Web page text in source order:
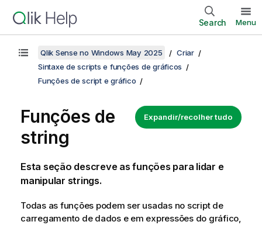
Search Menu
Qlik Sense no Windows May 2025
Criar
Sintaxe de scripts e funções de gráficos
Funções de script e gráfico
Expandir/recolher tudo
Funções de
string
Esta seção descreve as funções para lidar e
manipular strings.
Todas as funções podem ser usadas no script de
carregamento de dados e em expressões do gráfico,